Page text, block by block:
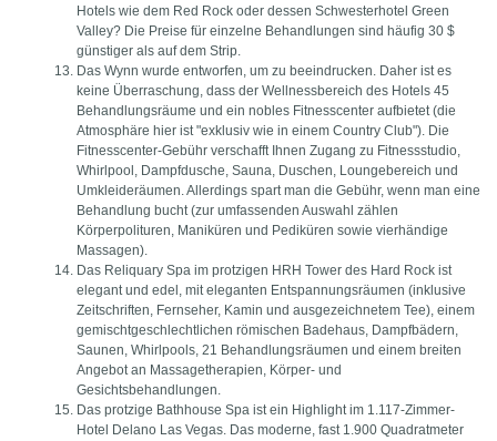
Hotels wie dem Red Rock oder dessen Schwesterhotel Green
Valley? Die Preise für einzelne Behandlungen sind häufig 30 $
günstiger als auf dem Strip.
Das Wynn wurde entworfen, um zu beeindrucken. Daher ist es
keine Überraschung, dass der Wellnessbereich des Hotels 45
Behandlungsräume und ein nobles Fitnesscenter aufbietet (die
Atmosphäre hier ist "exklusiv wie in einem Country Club"). Die
Fitnesscenter-Gebühr verschafft Ihnen Zugang zu Fitnessstudio,
Whirlpool, Dampfdusche, Sauna, Duschen, Loungebereich und
Umkleideräumen. Allerdings spart man die Gebühr, wenn man eine
Behandlung bucht (zur umfassenden Auswahl zählen
Körperpolituren, Maniküren und Pediküren sowie vierhändige
Massagen).
Das Reliquary Spa im protzigen HRH Tower des Hard Rock ist
elegant und edel, mit eleganten Entspannungsräumen (inklusive
Zeitschriften, Fernseher, Kamin und ausgezeichnetem Tee), einem
gemischtgeschlechtlichen römischen Badehaus, Dampfbädern,
Saunen, Whirlpools, 21 Behandlungsräumen und einem breiten
Angebot an Massagetherapien, Körper- und
Gesichtsbehandlungen.
Das protzige Bathhouse Spa ist ein Highlight im 1.117-Zimmer-
Hotel Delano Las Vegas. Das moderne, fast 1.900 Quadratmeter